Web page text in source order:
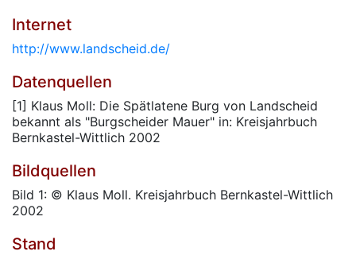
Internet
http://www.landscheid.de/
Datenquellen
[1] Klaus Moll: Die Spätlatene Burg von Landscheid
bekannt als "Burgscheider Mauer" in: Kreisjahrbuch
Bernkastel-Wittlich 2002
Bildquellen
Bild 1: © Klaus Moll. Kreisjahrbuch Bernkastel-Wittlich
2002
Stand